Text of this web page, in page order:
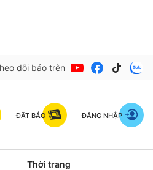
dõi báo trên
ĐẶT BÁO ĐĂNG NHẬP
Thời trang